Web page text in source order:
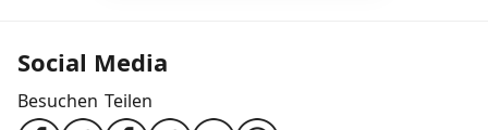
Social Media
Besuchen Teilen